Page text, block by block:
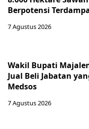
Berpotensi
7 Agustus 2026
Wakil Bupati
Jual Beli Jabatan
Medsos
7 Agustus 2026